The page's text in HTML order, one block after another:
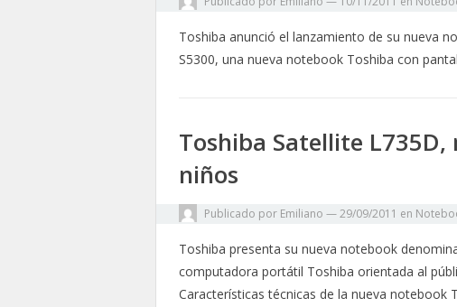
Toshiba anunció el lanzamiento de su nueva
S5300, una nueva notebook Toshiba con
Toshiba Satellite
niños
Publicado por Emiliano —29/09/2011 en
Toshiba presenta su nueva notebook
computadora portátil Toshiba orientada al
Características técnicas de la nueva notebook